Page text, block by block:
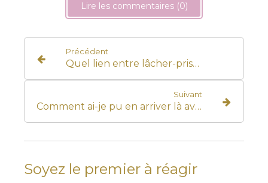
Lire les commentaires (0)
Précédent
Quel lien entre lâcher-prise et les maladies du corps ? Comprendre ce que notre corps essaie parfois de nous dire
Suivant
Comment ai-je pu en arriver là avec mon enfant ?
Soyez le premier à réagir